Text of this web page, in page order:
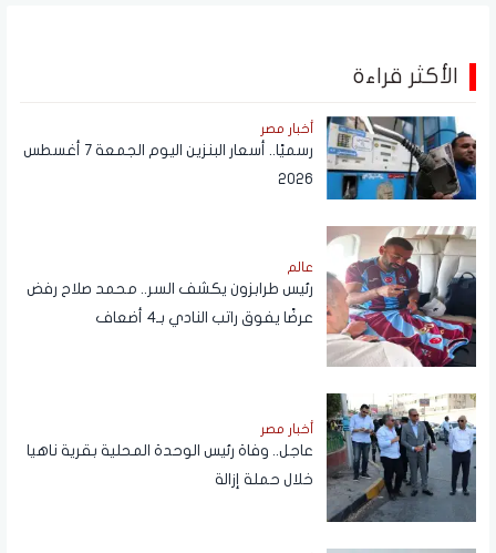
الأكثر قراءة
أخبار مصر
رسميًا.. أسعار البنزين اليوم الجمعة 7 أغسطس
2026
عالم
رئيس طرابزون يكشف السر.. محمد صلاح رفض
عرضًا يفوق راتب النادي بـ4 أضعاف
أخبار مصر
عاجل.. وفاة رئيس الوحدة المحلية بقرية ناهيا
خلال حملة إزالة